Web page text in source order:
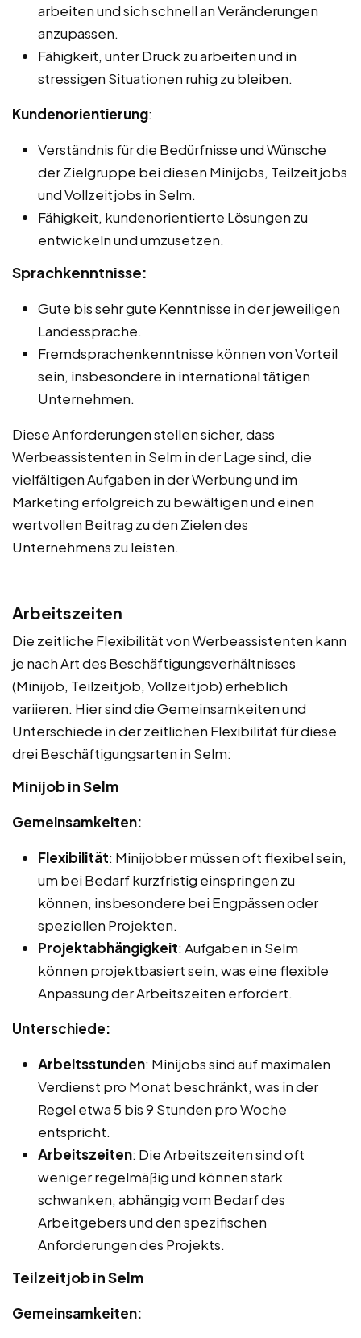
arbeiten und sich schnell an Veränderungen
anzupassen.
Fähigkeit, unter Druck zu arbeiten und in
stressigen Situationen ruhig zu bleiben.
Kundenorientierung:
Verständnis für die Bedürfnisse und Wünsche
der Zielgruppe bei diesen Minijobs, Teilzeitjobs
und Vollzeitjobs in Selm.
Fähigkeit, kundenorientierte Lösungen zu
entwickeln und umzusetzen.
Sprachkenntnisse:
Gute bis sehr gute Kenntnisse in der jeweiligen
Landessprache.
Fremdsprachenkenntnisse können von Vorteil
sein, insbesondere in international tätigen
Unternehmen.
Diese Anforderungen stellen sicher, dass
Werbeassistenten in Selm in der Lage sind, die
vielfältigen Aufgaben in der Werbung und im
Marketing erfolgreich zu bewältigen und einen
wertvollen Beitrag zu den Zielen des
Unternehmens zu leisten.
Arbeitszeiten
Die zeitliche Flexibilität von Werbeassistenten kann
je nach Art des Beschäftigungsverhältnisses
(Minijob, Teilzeitjob, Vollzeitjob) erheblich
variieren. Hier sind die Gemeinsamkeiten und
Unterschiede in der zeitlichen Flexibilität für diese
drei Beschäftigungsarten in Selm:
Minijob in Selm
Gemeinsamkeiten:
Flexibilität: Minijobber müssen oft flexibel sein,
um bei Bedarf kurzfristig einspringen zu
können, insbesondere bei Engpässen oder
speziellen Projekten.
Projektabhängigkeit: Aufgaben in Selm
können projektbasiert sein, was eine flexible
Anpassung der Arbeitszeiten erfordert.
Unterschiede:
Arbeitsstunden: Minijobs sind auf maximalen
Verdienst pro Monat beschränkt, was in der
Regel etwa 5 bis 9 Stunden pro Woche
entspricht.
Arbeitszeiten: Die Arbeitszeiten sind oft
weniger regelmäßig und können stark
schwanken, abhängig vom Bedarf des
Arbeitgebers und den spezifischen
Anforderungen des Projekts.
Teilzeitjob in Selm
Gemeinsamkeiten: